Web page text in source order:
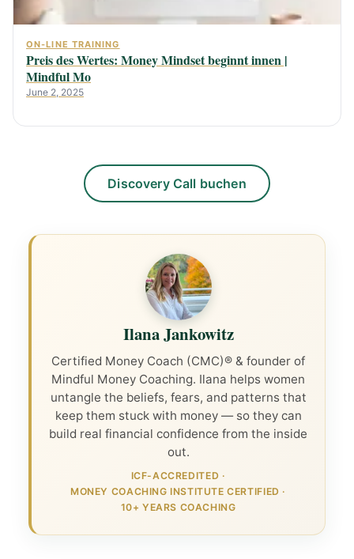
ON-LINE TRAINING
Preis des Wertes: Money Mindset beginnt innen |
Mindful Mo
June 2, 2025
Discovery Call buchen
Ilana Jankowitz
Certified Money Coach (CMC)® & founder of
Mindful Money Coaching. Ilana helps women
untangle the beliefs, fears, and patterns that
keep them stuck with money — so they can
build real financial confidence from the inside
out.
ICF-ACCREDITED ·
MONEY COACHING INSTITUTE CERTIFIED ·
10+ YEARS COACHING